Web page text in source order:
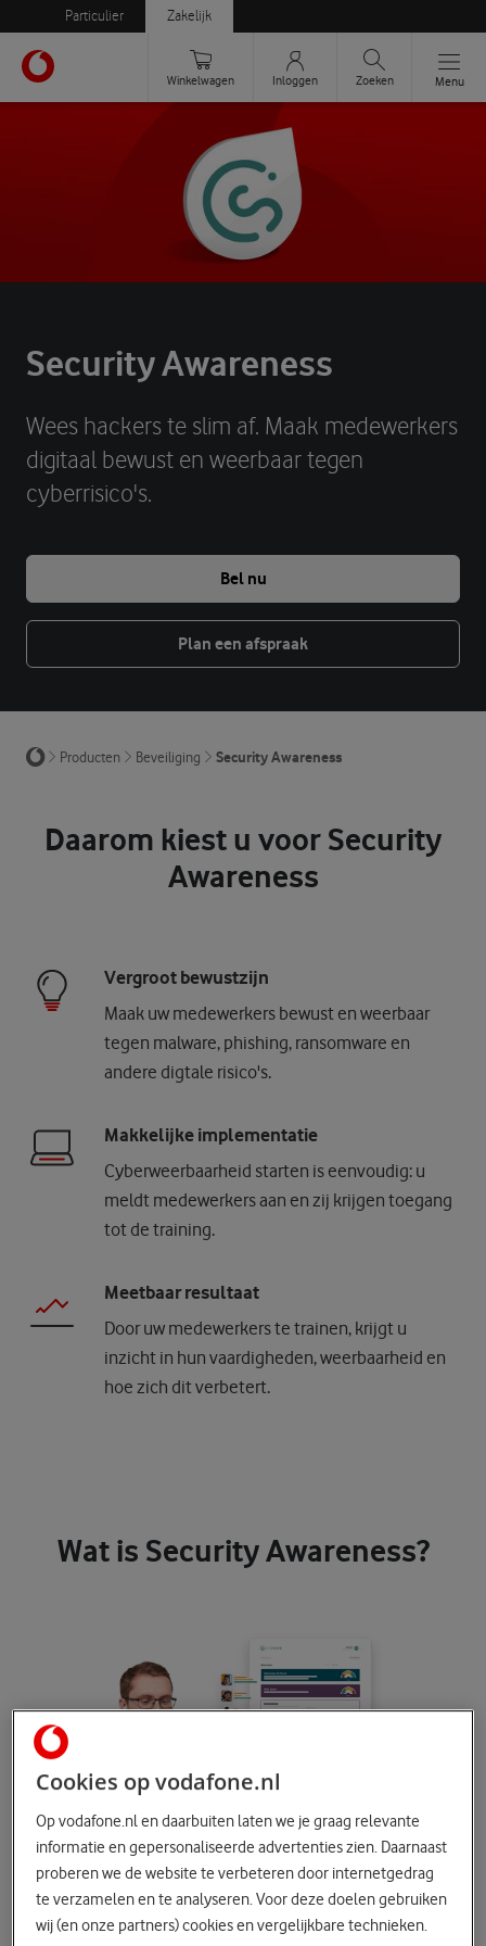
Particulier Zakelijk
Winkelwagen Inloggen Zoeken Menu
Security Awareness
Wees hackers te slim af. Maak medewerkers
digitaal bewust en weerbaar tegen
cyberrisico's.
Bel nu
Plan een afspraak
Producten Beveiliging Security Awareness
Daarom kiest u voor Security
Awareness
Vergroot bewustzijn
Maak uw medewerkers bewust en weerbaar
tegen malware, phishing, ransomware en
andere digtale risico's.
Makkelijke implementatie
Cyberweerbaarheid starten is eenvoudig: u
meldt medewerkers aan en zij krijgen toegang
tot de training.
Meetbaar resultaat
Door uw medewerkers te trainen, krijgt u
inzicht in hun vaardigheden, weerbaarheid en
hoe zich dit verbetert.
Wat is Security Awareness?
Cookies op vodafone.nl
Op vodafone.nl en daarbuiten laten we je graag relevante
informatie en gepersonaliseerde advertenties zien. Daarnaast
proberen we de website te verbeteren door internetgedrag
te verzamelen en te analyseren. Voor deze doelen gebruiken
wij (en onze partners) cookies en vergelijkbare technieken.